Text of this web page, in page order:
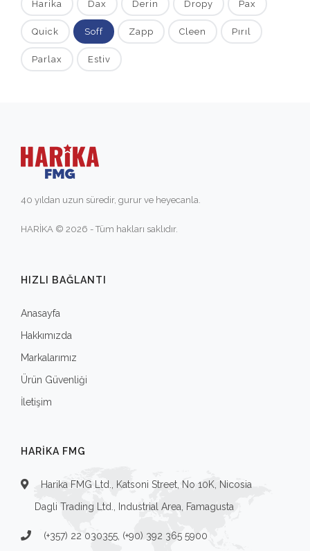
Harika Dax Derin Dropy Pax
Quick Soff Zapp Cleen Pırıl
Parlax Estiv
40 yıldan uzun süredir, gurur ve heyecanla.
HARİKA © 2026 - Tüm hakları saklıdır.
HIZLI BAĞLANTI
Anasayfa
Hakkımızda
Markalarımız
Ürün Güvenliği
İletişim
HARIKA FMG
Harika FMG Ltd., Katsoni Street, No 10K, Nicosia
Dagli Trading Ltd., Industrial Area, Famagusta
(+357) 22 030355, (+90) 392 365 5900